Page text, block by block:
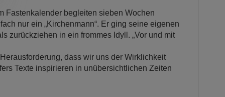
Fastenkalender begleiten sieben Wochen
nur ein „Kirchenmann“. Er ging seine eigenen
zurückziehen in ein frommes Idyll. „Vor und mit
dass wir uns der Wirklichkeit
Texte inspirieren in unübersichtlichen Zeiten